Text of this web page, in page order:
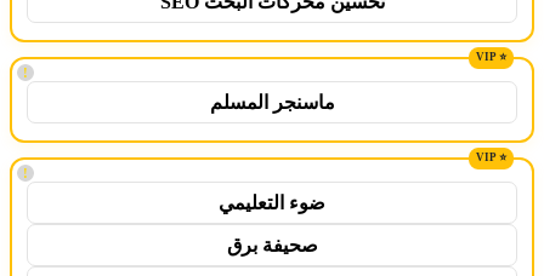
!
ماسنجر المسلم
!
ضوء التعليمي
صحيفة برق